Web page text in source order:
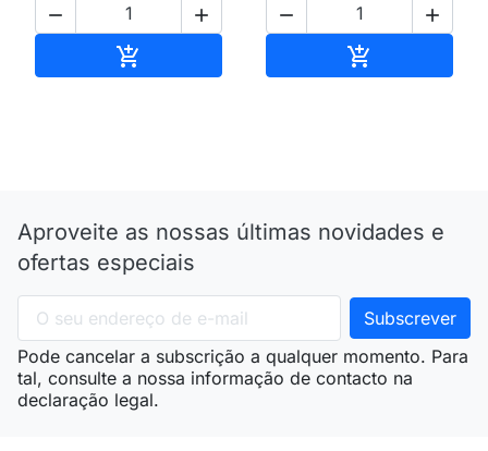
 

 

Aproveite as nossas últimas novidades e
ofertas especiais
Pode cancelar a subscrição a qualquer momento. Para
tal, consulte a nossa informação de contacto na
declaração legal.